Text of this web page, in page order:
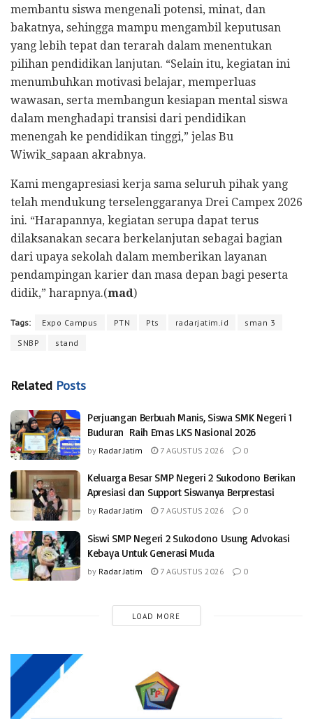
membantu siswa mengenali potensi, minat, dan
bakatnya, sehingga mampu mengambil keputusan
yang lebih tepat dan terarah dalam menentukan
pilihan pendidikan lanjutan. “Selain itu, kegiatan ini
menumbuhkan motivasi belajar, memperluas
wawasan, serta membangun kesiapan mental siswa
dalam menghadapi transisi dari pendidikan
menengah ke pendidikan tinggi,” jelas Bu
Wiwik_sapaan akrabnya.
Kami mengapresiasi kerja sama seluruh pihak yang
telah mendukung terselenggaranya Drei Campex 2026
ini. “Harapannya, kegiatan serupa dapat terus
dilaksanakan secara berkelanjutan sebagai bagian
dari upaya sekolah dalam memberikan layanan
pendampingan karier dan masa depan bagi peserta
didik,” harapnya.(mad)
Tags: Expo Campus PTN Pts radarjatim.id
sman 3
SNBP
stand
Related Posts
Perjuangan Berbuah Manis, Siswa SMK Negeri 1
Buduran Raih Emas LKS Nasional 2026
by Radar Jatim 7 AGUSTUS 2026 0
Keluarga Besar SMP Negeri 2 Sukodono Berikan
Apresiasi dan Support Siswanya Berprestasi
by Radar Jatim 7 AGUSTUS 2026 0
Siswi SMP Negeri 2 Sukodono Usung Advokasi
Kebaya Untuk Generasi Muda
by Radar Jatim 7 AGUSTUS 2026 0
LOAD MORE